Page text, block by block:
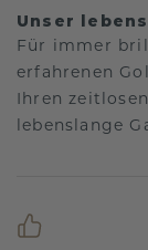
Unser
Für immer
erfahrenen
Ihren
lebenslange